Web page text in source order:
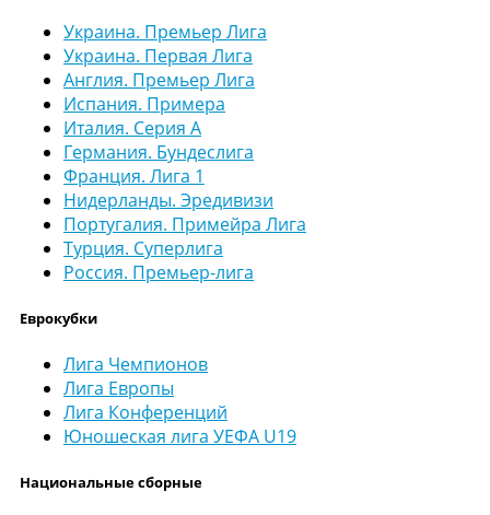
Украина. Премьер Лига
Украина. Первая Лига
Англия. Премьер Лига
Испания. Примера
Италия. Серия А
Германия. Бундеслига
Франция. Лига 1
Нидерланды. Эредивизи
Португалия. Примейра Лига
Турция. Суперлига
Россия. Премьер-лига
Еврокубки
Лига Чемпионов
Лига Европы
Лига Конференций
Юношеская лига УЕФА U19
Национальные сборные